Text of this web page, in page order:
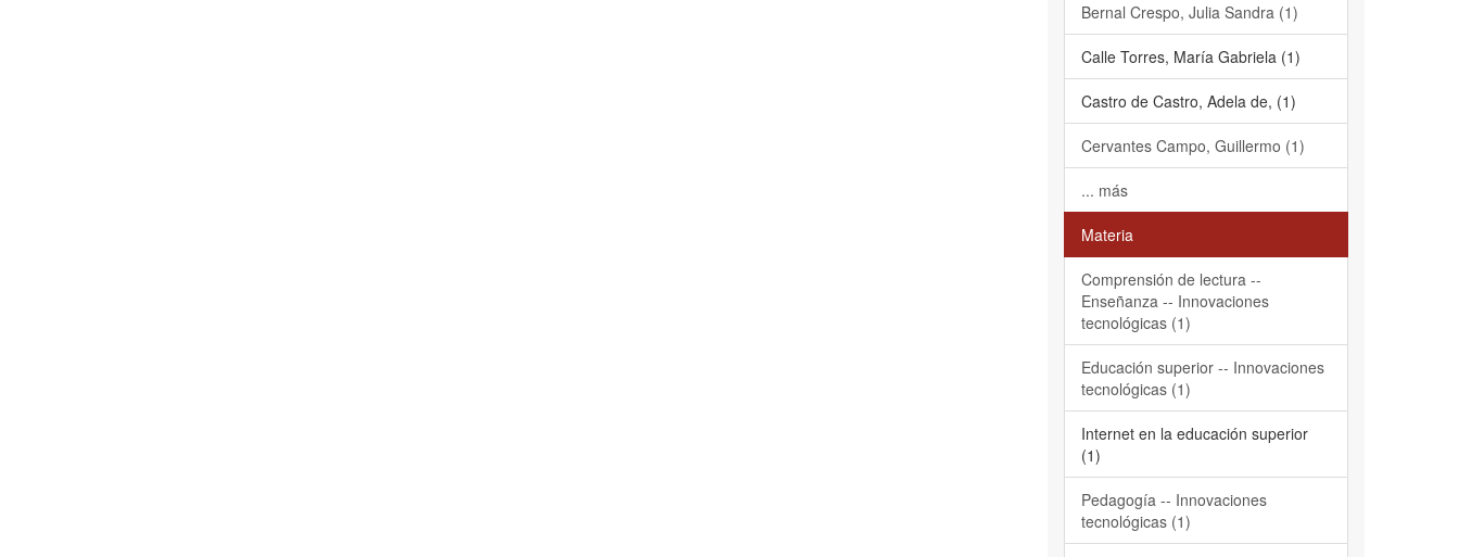
Bernal Crespo, Julia Sandra (1)
Calle Torres, María Gabriela (1)
Castro de Castro, Adela de, (1)
Cervantes Campo, Guillermo (1)
... más
Materia
Comprensión de lectura --
Enseñanza -- Innovaciones
tecnológicas (1)
Educación superior -- Innovaciones
tecnológicas (1)
Internet en la educación superior
(1)
Pedagogía -- Innovaciones
tecnológicas (1)